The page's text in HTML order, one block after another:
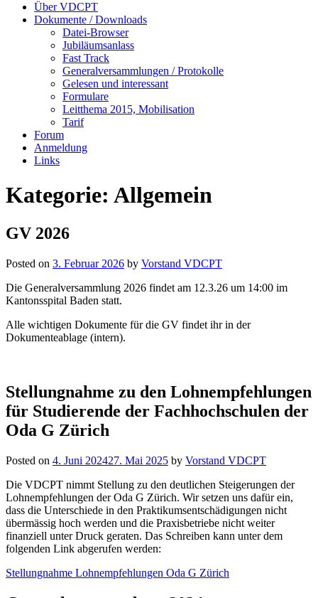
Über VDCPT
Dokumente / Downloads
Datei-Browser
Jubiläumsanlass
Fast Track
Generalversammlungen / Protokolle
Gelesen und interessant
Formulare
Leitthema 2015, Mobilisation
Tarif
Forum
Anmeldung
Links
Kategorie: Allgemein
GV 2026
Posted on 3. Februar 2026 by Vorstand VDCPT
Die Generalversammlung 2026 findet am 12.3.26 um 14:00 im
Kantonsspital Baden statt.
Alle wichtigen Dokumente für die GV findet ihr in der
Dokumenteablage (intern).
Stellungnahme zu den Lohnempfehlungen
für Studierende der Fachhochschulen der
Oda G Zürich
Posted on 4. Juni 202427. Mai 2025 by Vorstand VDCPT
Die VDCPT nimmt Stellung zu den deutlichen Steigerungen der
Lohnempfehlungen der Oda G Zürich. Wir setzen uns dafür ein,
dass die Unterschiede in den Praktikumsentschädigungen nicht
übermässig hoch werden und die Praxisbetriebe nicht weiter
finanziell unter Druck geraten. Das Schreiben kann unter dem
folgenden Link abgerufen werden:
Stellungnahme Lohnempfehlungen Oda G Zürich